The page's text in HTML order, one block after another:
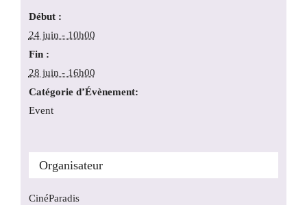
Début :
24 juin - 10h00
Fin :
28 juin - 16h00
Catégorie d’Évènement:
Event
Organisateur
CinéParadis